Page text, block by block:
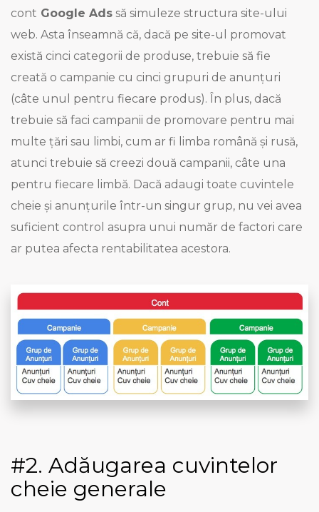
cont Google Ads să simuleze structura site-ului
web. Asta înseamnă că, dacă pe site-ul promovat
există cinci categorii de produse, trebuie să fie
creată o campanie cu cinci grupuri de anunțuri
(câte unul pentru fiecare produs). În plus, dacă
trebuie să faci campanii de promovare pentru mai
multe țări sau limbi, cum ar fi limba română și rusă,
atunci trebuie să creezi două campanii, câte una
pentru fiecare limbă. Dacă adaugi toate cuvintele
cheie și anunțurile într-un singur grup, nu vei avea
suficient control asupra unui număr de factori care
ar putea afecta rentabilitatea acestora.
#2. Adăugarea cuvintelor
cheie generale